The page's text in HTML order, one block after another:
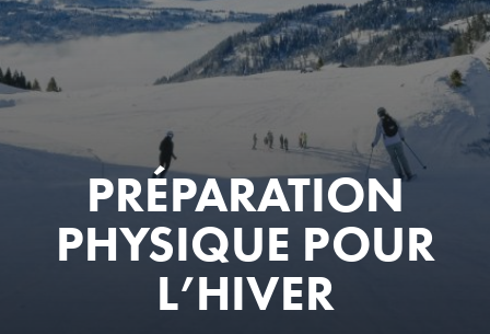
PRÉPARATION
PHYSIQUE POUR
L’HIVER